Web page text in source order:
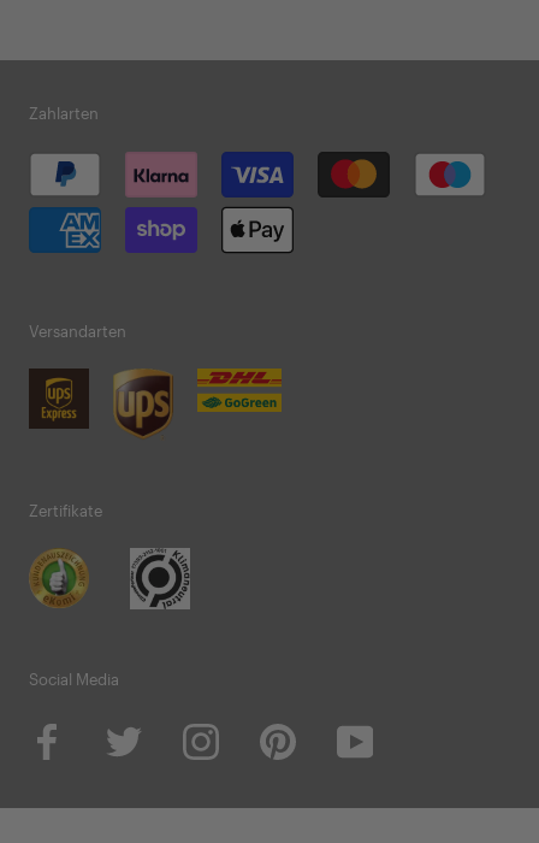
Zahlarten
Versandarten
Zertifikate
Social Media